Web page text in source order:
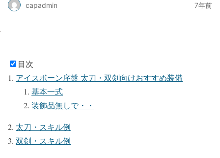
capadmin 7年前
目次
アイスボーン序盤 太刀・双剣向けおすすめ装備
基本一式
装飾品無しで・・
太刀・スキル例
双剣・スキル例